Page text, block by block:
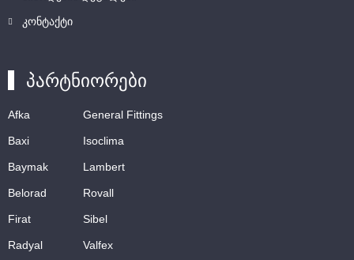
კონტაქტი
პარტნიორები
Afka
Baxi
Baymak
Belorad
Firat
Radyal
General Fittings
Isoclima
Lambert
Rovall
Sibel
Valfex